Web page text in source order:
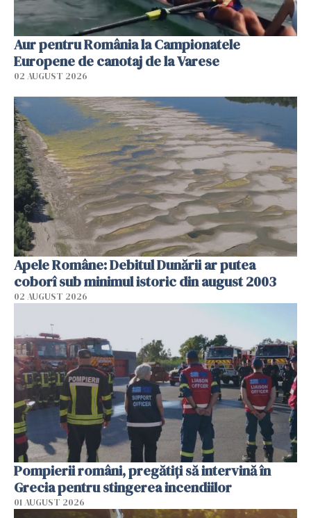
Aur pentru România la Campionatele
Europene de canotaj de la Varese
02 AUGUST 2026
Apele Române: Debitul Dunării ar putea
coborî sub minimul istoric din august 2003
02 AUGUST 2026
Pompierii români, pregătiţi să intervină în
Grecia pentru stingerea incendiilor
01 AUGUST 2026